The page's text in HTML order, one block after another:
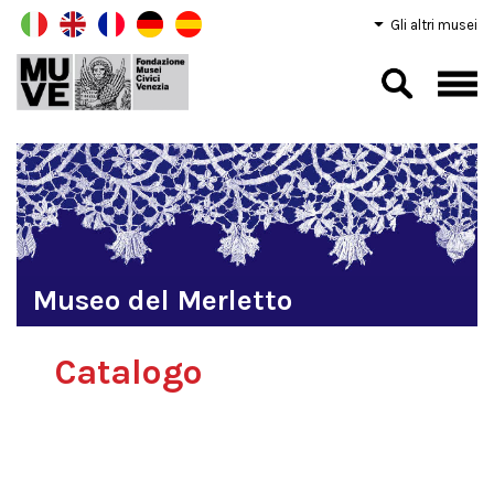
Gli altri musei
Museo del Merletto
Catalogo